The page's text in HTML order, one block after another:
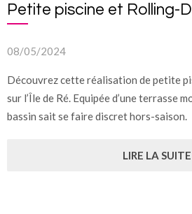
Petite piscine et Rolling-
08/05/2024
Découvrez cette réalisation de petite
sur l’Île de Ré. Equipée d’une terrasse
bassin sait se faire discret hors-saison.
LIRE LA SUITE